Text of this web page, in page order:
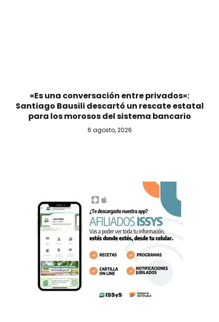
«Es una conversación entre privados»:
Santiago Bausili descartó un rescate estatal
para los morosos del sistema bancario
6 agosto, 2026